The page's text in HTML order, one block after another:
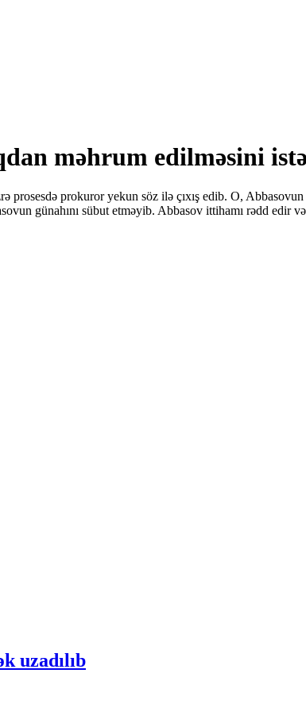
məhrum edilməsini
prosesdə prokuror yekun söz ilə çıxış edib. O,
günahını sübut etməyib. Abbasov ittihamı rədd
uzadılıb